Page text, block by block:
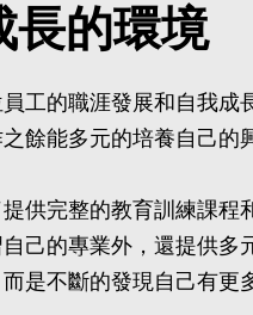
長的環境
工的職涯發展和自我成
餘能多元的培養自己的
供完整的教育訓練課程
己的專業外，還提供多
是不斷的發現自己有更